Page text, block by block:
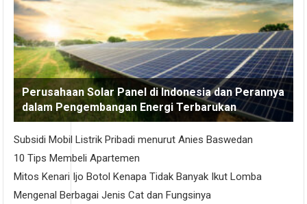
Perusahaan Solar Panel di Indonesia dan Perannya
dalam Pengembangan Energi Terbarukan
Subsidi Mobil Listrik Pribadi menurut Anies Baswedan
10 Tips Membeli Apartemen
Mitos Kenari Ijo Botol Kenapa Tidak Banyak Ikut Lomba
Mengenal Berbagai Jenis Cat dan Fungsinya